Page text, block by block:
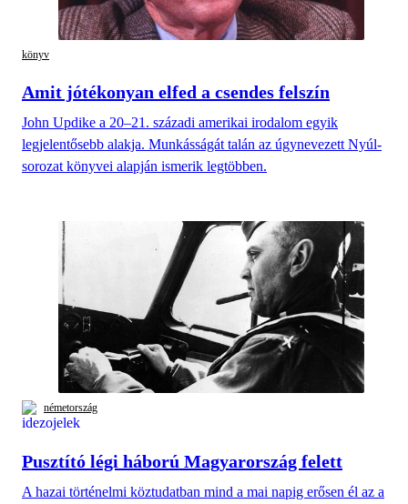
könyv
Amit jótékonyan elfed a csendes felszín
John Updike a 20–21. századi amerikai irodalom egyik
legjelentősebb alakja. Munkásságát talán az úgynevezett Nyúl-
sorozat könyvei alapján ismerik legtöbben.
németország
Pusztító légi háború Magyarország felett
A hazai történelmi köztudatban mind a mai napig erősen él az a